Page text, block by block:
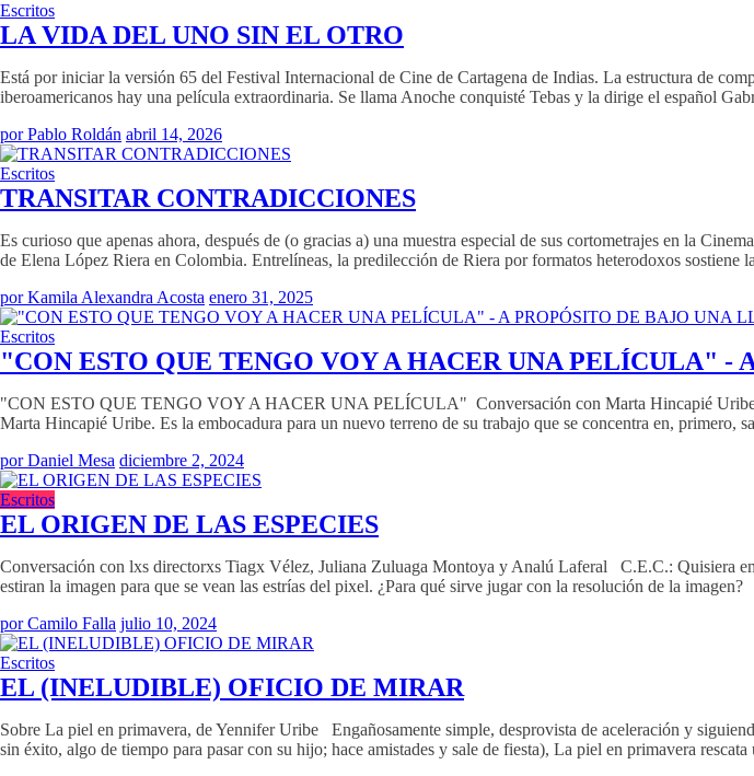
Escritos
LA VIDA DEL UNO SIN EL OTRO
Está por iniciar la versión 65 del Festival Internacional de Cine de Cartagena de Indias. La estructura de
iberoamericanos hay una película extraordinaria. Se llama Anoche conquisté Tebas y la dirige el español
por Pablo Roldán abril 14, 2026
Escritos
TRANSITAR CONTRADICCIONES
Es curioso que apenas ahora, después de (o gracias a) una muestra especial de sus cortometrajes en la
de Elena López Riera en Colombia. Entrelíneas, la predilección de Riera por formatos heterodoxos
por Kamila Alexandra Acosta enero 31, 2025
Escritos
"CON ESTO QUE TENGO VOY A HACER UNA PELÍCULA" -
"CON ESTO QUE TENGO VOY A HACER UNA PELÍCULA" Conversación con Marta Hincapié Uribe
Marta Hincapié Uribe. Es la embocadura para un nuevo terreno de su trabajo que se concentra en,
por Daniel Mesa diciembre 2, 2024
Escritos
EL ORIGEN DE LAS ESPECIES
Conversación con lxs directorxs Tiagx Vélez, Juliana Zuluaga Montoya y Analú Laferal C.E.C.: Quisiera
estiran la imagen para que se vean las estrías del pixel. ¿Para qué sirve jugar con la resolución de la
por Camilo Falla julio 10, 2024
Escritos
EL (INELUDIBLE) OFICIO DE MIRAR
Sobre La piel en primavera, de Yennifer Uribe Engañosamente simple, desprovista de aceleración y
sin éxito, algo de tiempo para pasar con su hijo; hace amistades y sale de fiesta), La piel en primavera